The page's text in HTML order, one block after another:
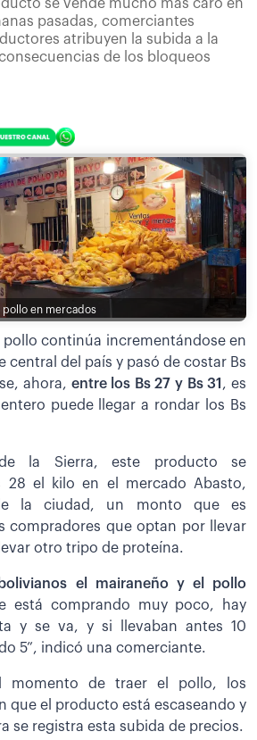
se vende mucho más caro en
pasadas, comerciantes
atribuyen la subida a la
de los bloqueos
pollo en mercados
pollo continúa incrementándose en
central del país y pasó de costar Bs
ahora, entre los Bs 27 y Bs 31 , es
puede llegar a rondar los Bs
la Sierra, este producto se
28 el kilo en el mercado Abasto,
la ciudad, un monto que es
compradores que optan por llevar
otro tripo de proteína.
el mairaneño y el pollo
está comprando muy poco, hay
y se va, y si llevaban antes 10
5”, indicó una comerciante.
momento de traer el pollo, los
que el producto está escaseando y
se registra esta subida de precios.